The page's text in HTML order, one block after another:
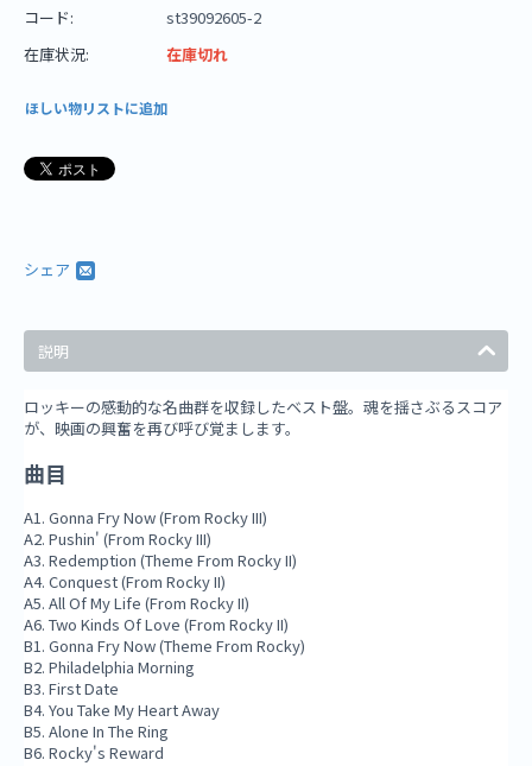
コード:
st39092605-2
在庫状況:
在庫切れ
ほしい物リストに追加
シェア
説明
ロッキーの感動的な名曲群を収録したベスト盤。魂を揺さぶるスコア
が、映画の興奮を再び呼び覚まします。
曲目
A1. Gonna Fry Now (From Rocky III)
A2. Pushin' (From Rocky III)
A3. Redemption (Theme From Rocky II)
A4. Conquest (From Rocky II)
A5. All Of My Life (From Rocky II)
A6. Two Kinds Of Love (From Rocky II)
B1. Gonna Fry Now (Theme From Rocky)
B2. Philadelphia Morning
B3. First Date
B4. You Take My Heart Away
B5. Alone In The Ring
B6. Rocky's Reward